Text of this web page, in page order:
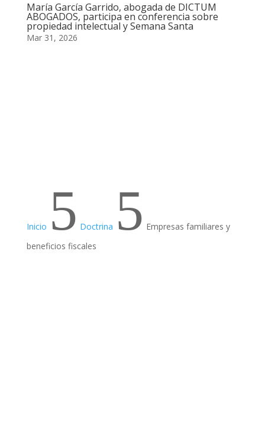
María García Garrido, abogada de DICTUM
ABOGADOS, participa en conferencia sobre
propiedad intelectual y Semana Santa
Mar 31, 2026
Inicio 5 Doctrina 5 Empresas familiares y
beneficios fiscales